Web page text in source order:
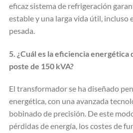
eficaz sistema de refrigeración
estable y una larga vida útil, incluso
pesada.
5. ¿Cuál es la eficiencia
poste de 150 kVA?
El transformador se ha diseñado
energética, con una avanzada
bobinado de precisión. De este
pérdidas de energía, los costes de